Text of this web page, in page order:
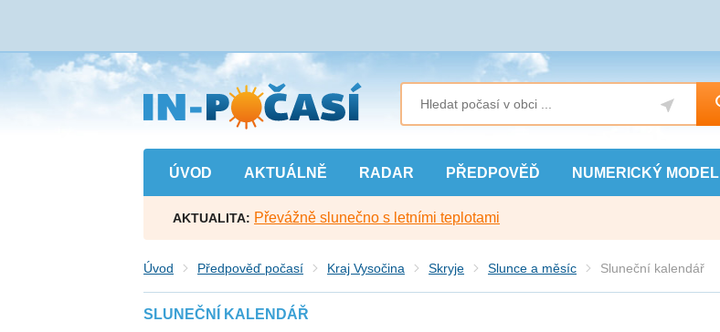
Přejít
na
hlavní
obsah
ÚVOD AKTUÁLNĚ RADAR PŘEDPOVĚĎ NUMERICKÝ MODEL
AKTUALITA: Převážně slunečno s letními teplotami
Úvod Předpověď počasí Kraj Vysočina Skryje Slunce a měsíc Sluneční kalendář
SLUNEČNÍ KALENDÁŘ